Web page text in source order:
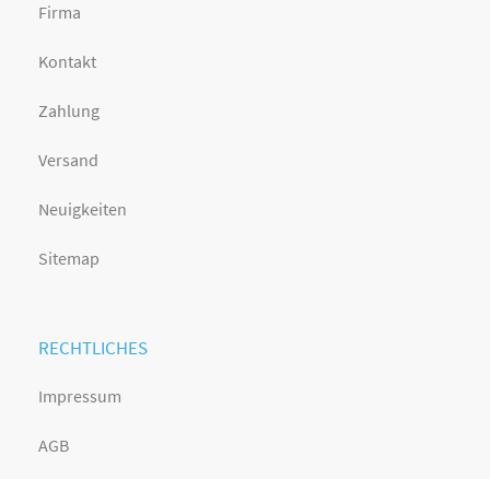
Firma
Kontakt
Zahlung
Versand
Neuigkeiten
Sitemap
RECHTLICHES
Impressum
AGB